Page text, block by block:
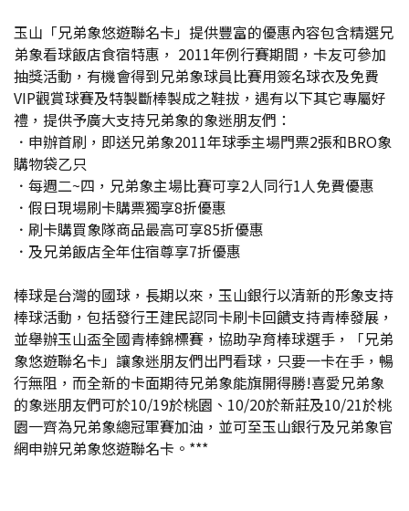
玉山「兄弟象悠遊聯名卡」提供豐富的優惠內容包含精選兄
弟象看球飯店食宿特惠， 2011年例行賽期間，卡友可參加
抽獎活動，有機會得到兄弟象球員比賽用簽名球衣及免費
VIP觀賞球賽及特製斷棒製成之鞋拔，遇有以下其它專屬好
禮，提供予廣大支持兄弟象的象迷朋友們：
．申辦首刷，即送兄弟象2011年球季主場門票2張和BRO象
購物袋乙只
．每週二~四，兄弟象主場比賽可享2人同行1人免費優惠
．假日現場刷卡購票獨享8折優惠
．刷卡購買象隊商品最高可享85折優惠
．及兄弟飯店全年住宿尊享7折優惠
棒球是台灣的國球，長期以來，玉山銀行以清新的形象支持
棒球活動，包括發行王建民認同卡刷卡回饋支持青棒發展，
並舉辦玉山盃全國青棒錦標賽，協助孕育棒球選手，「兄弟
象悠遊聯名卡」讓象迷朋友們出門看球，只要一卡在手，暢
行無阻，而全新的卡面期待兄弟象能旗開得勝!喜愛兄弟象
的象迷朋友們可於10/19於桃園、10/20於新莊及10/21於桃
園一齊為兄弟象總冠軍賽加油，並可至玉山銀行及兄弟象官
網申辦兄弟象悠遊聯名卡。***